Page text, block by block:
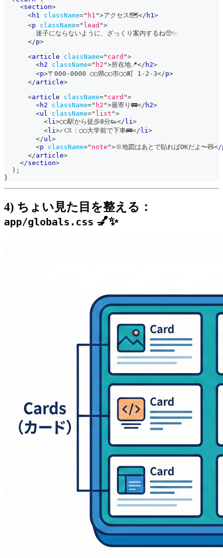
<section>
<h1 className=" h1 ">アクセス🗺️</ h1>
<p className=" lead ">
        迷子にならないように、ざっくり案内するね🥺✨
</p>
<article className=" card ">
<h2 className=" h2 ">所在地📍</ h2>
<p>〒000-0000 ◯◯県◯◯市◯◯町 1-2-3</p>
</article>
<article className=" card ">
<h2 className=" h2 ">最寄り🚃</ h2>
<ul className=" list ">
<li>◯◯駅から徒歩8分👟</ li>
<li>バス：◯◯大学前で下車🚌</ li>
</ul>
<p className=" note ">※地図はあとで貼ればOKだよ〜🧸</
</article>
</section>
) ;
}
4) ちょい見た目を整える：
app/globals.css 💅✨